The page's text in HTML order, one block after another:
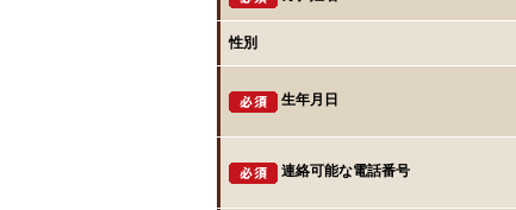
性別
生年月日
連絡可能な電話番号